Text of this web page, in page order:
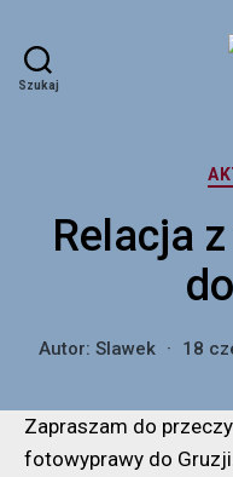
Szukaj
Relacja
Autor: Slawek 18
Zapraszam do
fotowyprawy do